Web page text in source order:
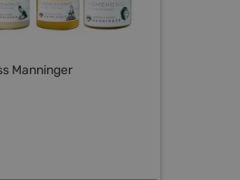
Manninger